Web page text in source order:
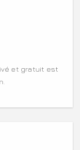
et gratuit est